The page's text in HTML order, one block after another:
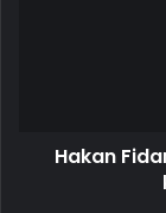
Hakan